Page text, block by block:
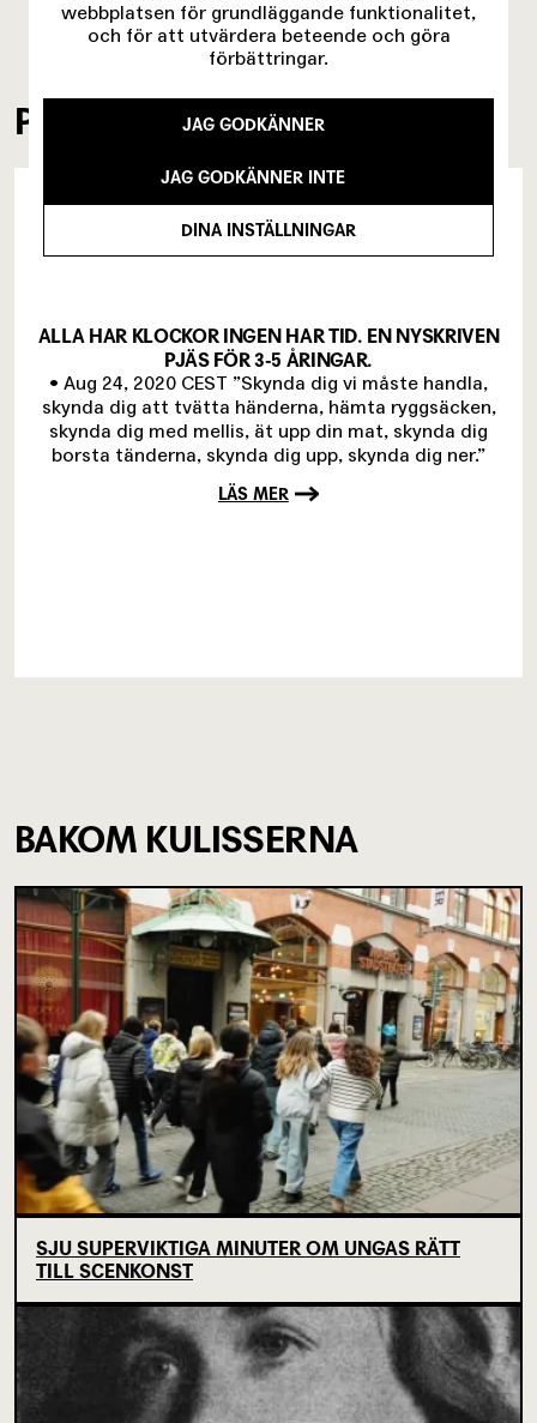
PRESSKLIPP
ALLA HAR KLOCKOR INGEN HAR TID. EN NYSKRIVEN
PJÄS FÖR 3-5 ÅRINGAR.
• Aug 24, 2020 CEST ”Skynda dig vi måste handla,
skynda dig att tvätta händerna, hämta ryggsäcken,
skynda dig med mellis, ät upp din mat, skynda dig
borsta tänderna, skynda dig upp, skynda dig ner.”
LÄS MER
BAKOM KULISSERNA
SJU SUPERVIKTIGA MINUTER OM UNGAS RÄTT
TILL SCENKONST
webbplatsen för grundläggande funktionalitet,
och för att utvärdera beteende och göra
förbättringar.
JAG GODKÄNNER
JAG GODKÄNNER INTE
DINA INSTÄLLNINGAR